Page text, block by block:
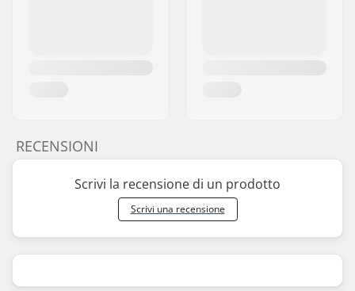
RECENSIONI
Scrivi la recensione di un prodotto
Scrivi una recensione